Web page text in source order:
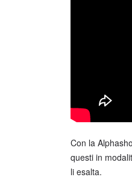
Con la
questi in
li esalta.